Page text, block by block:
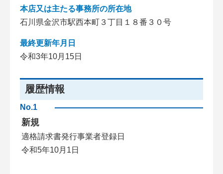
本店又は主たる事務所の所在地
石川県金沢市駅西本町３丁目１８番３０号
最終更新年月日
令和3年10月15日
履歴情報
No.1
新規
適格請求書発行事業者登録日
令和5年10月1日